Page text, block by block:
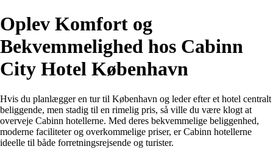
Oplev Komfort og
Bekvemmelighed hos Cabinn
City Hotel København
Hvis du planlægger en tur til København og leder efter et hotel centralt
beliggende, men stadig til en rimelig pris, så ville du være klogt at
overveje Cabinn hotellerne. Med deres bekvemmelige beliggenhed,
moderne faciliteter og overkommelige priser, er Cabinn hotellerne
ideelle til både forretningsrejsende og turister.